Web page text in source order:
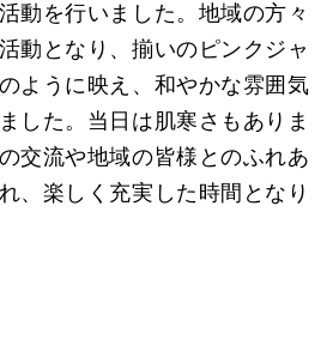
動を行いました。地域の方々
動となり、揃いのピンクジャ
ように映え、和やかな雰囲気
した。当日は肌寒さもありま
交流や地域の皆様とのふれあ
、楽しく充実した時間となり